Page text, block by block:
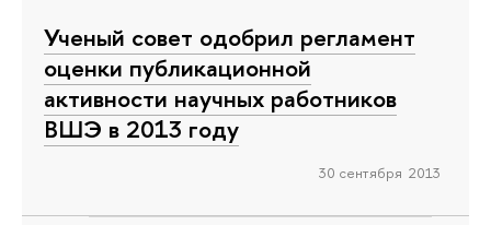
Ученый совет одобрил регламент
оценки публикационной
активности научных работников
ВШЭ в 2013 году
30 сентября 2013